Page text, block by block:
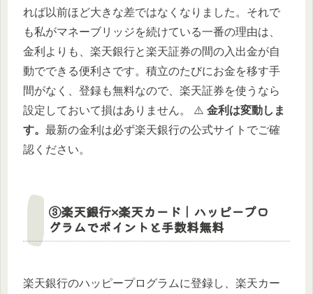
れば以前ほど大きな差ではなくなりました。それで
も私がマネーブリッジを続けている一番の理由は、
金利よりも、楽天銀行と楽天証券の間の入出金が自
動でできる便利さです。積立のたびにお金を移す手
間がなく、登録も無料なので、楽天証券を使うなら
設定しておいて損はありません。 ⚠️ 金利は変動しま
す。 最新の金利は必ず楽天銀行の公式サイトでご確
認ください。
③楽天銀行×楽天カード｜ハッピープロ
グラムでポイントと手数料無料
楽天銀行のハッピープログラムに登録し、楽天カー